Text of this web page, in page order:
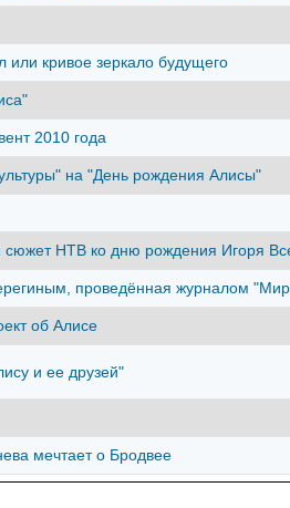
или кривое зеркало будущего
2010 года
на "День рождения Алисы"
НТВ ко дню рождения Игоря
проведённая журналом
об Алисе
и ее друзей"
мечтает о Бродвее